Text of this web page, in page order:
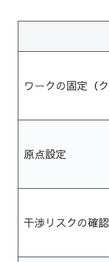
ワークの固定（ク
原点設定
干渉リスクの確認